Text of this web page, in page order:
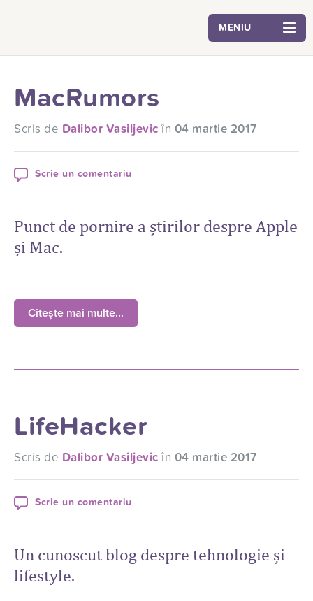
MENIU
MacRumors
Scris de Dalibor Vasiljevic în 04 martie 2017
Scrie un comentariu
Punct de pornire a știrilor despre Apple
și Mac.
Citește mai multe...
LifeHacker
Scris de Dalibor Vasiljevic în 04 martie 2017
Scrie un comentariu
Un cunoscut blog despre tehnologie și
lifestyle.